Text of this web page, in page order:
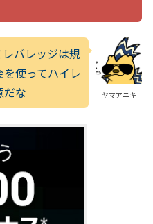
ヤマアニキ
バレッジは規
使ってハイレ
だな